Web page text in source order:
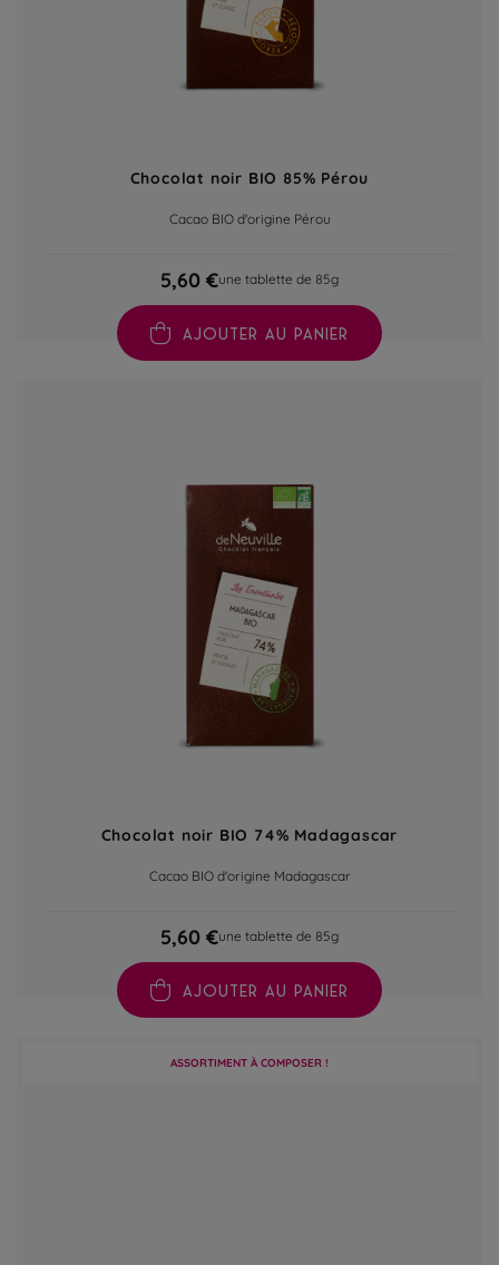
Chocolat noir BIO 85% Pérou
Cacao BIO d'origine Pérou
5,60 €une tablette de 85g
AJOUTER AU PANIER
Chocolat noir BIO 74% Madagascar
Cacao BIO d'origine Madagascar
5,60 €une tablette de 85g
AJOUTER AU PANIER
ASSORTIMENT À COMPOSER !